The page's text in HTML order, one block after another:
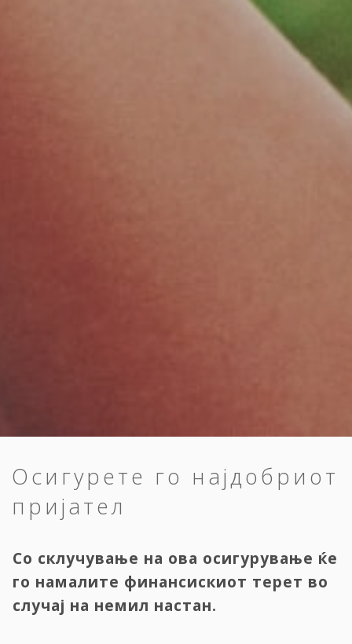
Осигурете го најдобриот
пријател
Со склучување на ова осигурување ќе
го намалите финансискиот терет во
случај на немил настан.